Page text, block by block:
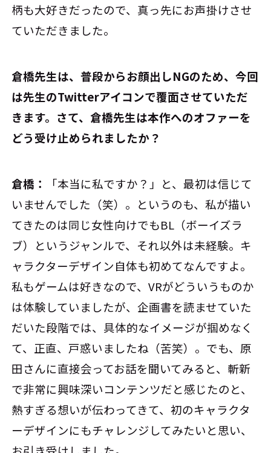
柄も大好きだったので、真っ先にお声掛けさせ
ていただきました。
――倉橋先生は、普段からお顔出しNGのため、今回
は先生のTwitterアイコンで覆面させていただ
きます。さて、倉橋先生は本作へのオファーを
どう受け止められましたか？
倉橋：
「本当に私ですか？」と、最初は信じて
いませんでした（笑）。というのも、私が描い
てきたのは同じ女性向けでもBL（ボーイズラ
ブ）というジャンルで、それ以外は未経験。キ
ャラクターデザイン自体も初めてなんですよ。
私もゲームは好きなので、VRがどういうものか
は体験していましたが、企画書を読ませていた
だいた段階では、具体的なイメージが掴めなく
て、正直、戸惑いましたね（苦笑）。でも、原
田さんに直接会ってお話を聞いてみると、斬新
で非常に興味深いコンテンツだと感じたのと、
熱すぎる想いが伝わってきて、初のキャラクタ
ーデザインにもチャレンジしてみたいと思い、